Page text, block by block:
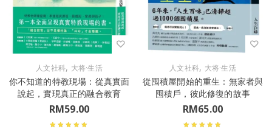
人文社科, 大将·生活
你不知道的特教現場：從真實面
說起，實現真正的融合教育
RM59.00
人文社科, 大将·生活
從囤積屋開始的重生：無家者與
囤積戶，彼此修復的故事
RM65.00